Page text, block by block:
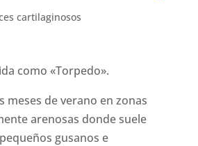
cartilaginosos
como «Torpedo».
meses de verano en zonas
arenosas donde suele
gusanos e